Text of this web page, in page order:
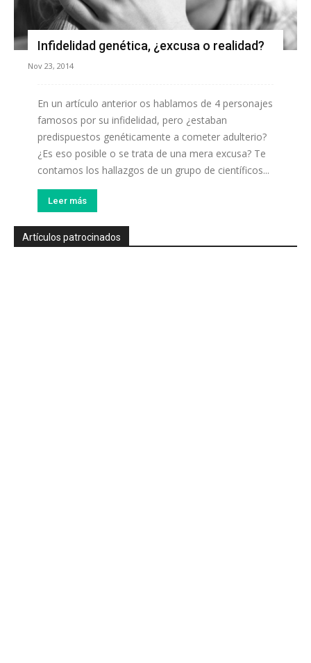
Infidelidad genética, ¿excusa o realidad?
Nov 23, 2014
En un artículo anterior os hablamos de 4 personajes
famosos por su infidelidad, pero ¿estaban
predispuestos genéticamente a cometer adulterio?
¿Es eso posible o se trata de una mera excusa? Te
contamos los hallazgos de un grupo de científicos...
Leer más
Artículos patrocinados